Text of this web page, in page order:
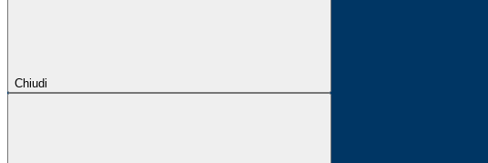
Chiudi